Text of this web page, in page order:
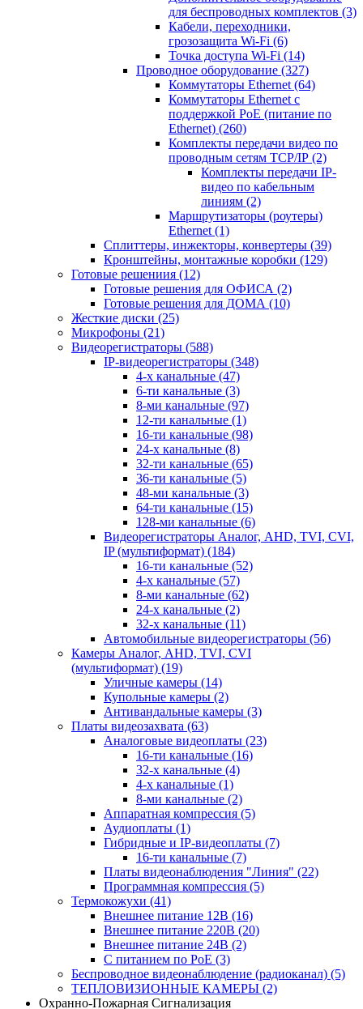
для беспроводных комплектов (3)
Кабели, переходники,
грозозащита Wi-Fi (6)
Точка доступа Wi-Fi (14)
Проводное оборудование (327)
Коммутаторы Ethernet (64)
Коммутаторы Ethernet с
поддержкой PoE (питание по
Ethernet) (260)
Комплекты передачи видео по
проводным сетям TCP/IP (2)
Комплекты передачи IP-
видео по кабельным
линиям (2)
Маршрутизаторы (роутеры)
Ethernet (1)
Сплиттеры, инжекторы, конвертеры (39)
Кронштейны, монтажные коробки (129)
Готовые решениия (12)
Готовые решения для ОФИСА (2)
Готовые решения для ДОМА (10)
Жесткие диски (25)
Микрофоны (21)
Видеорегистраторы (588)
IP-видеорегистраторы (348)
4-х канальные (47)
6-ти канальные (3)
8-ми канальные (97)
12-ти канальные (1)
16-ти канальные (98)
24-х канальные (8)
32-ти канальные (65)
36-ти канальные (5)
48-ми канальные (3)
64-ти канальные (15)
128-ми канальные (6)
Видеорегистраторы Аналог, AHD, TVI, CVI,
IP (мультиформат) (184)
16-ти канальные (52)
4-х канальные (57)
8-ми канальные (62)
24-х канальные (2)
32-х канальные (11)
Автомобильные видеорегистраторы (56)
Камеры Аналог, AHD, TVI, CVI
(мультиформат) (19)
Уличные камеры (14)
Купольные камеры (2)
Антивандальные камеры (3)
Платы видеозахвата (63)
Аналоговые видеоплаты (23)
16-ти канальные (16)
32-х канальные (4)
4-х канальные (1)
8-ми канальные (2)
Аппаратная компрессия (5)
Аудиоплаты (1)
Гибридные и IP-видеоплаты (7)
16-ти канальные (7)
Платы видеонаблюдения "Линия" (22)
Программная компрессия (5)
Термокожухи (41)
Внешнее питание 12В (16)
Внешнее питание 220В (20)
Внешнее питание 24В (2)
С питанием по PoE (3)
Беспроводное видеонаблюдение (радиоканал) (5)
ТЕПЛОВИЗИОННЫЕ КАМЕРЫ (2)
Охранно-Пожарная Сигнализация